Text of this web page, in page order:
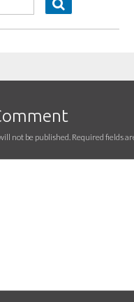
not be published. Required fields